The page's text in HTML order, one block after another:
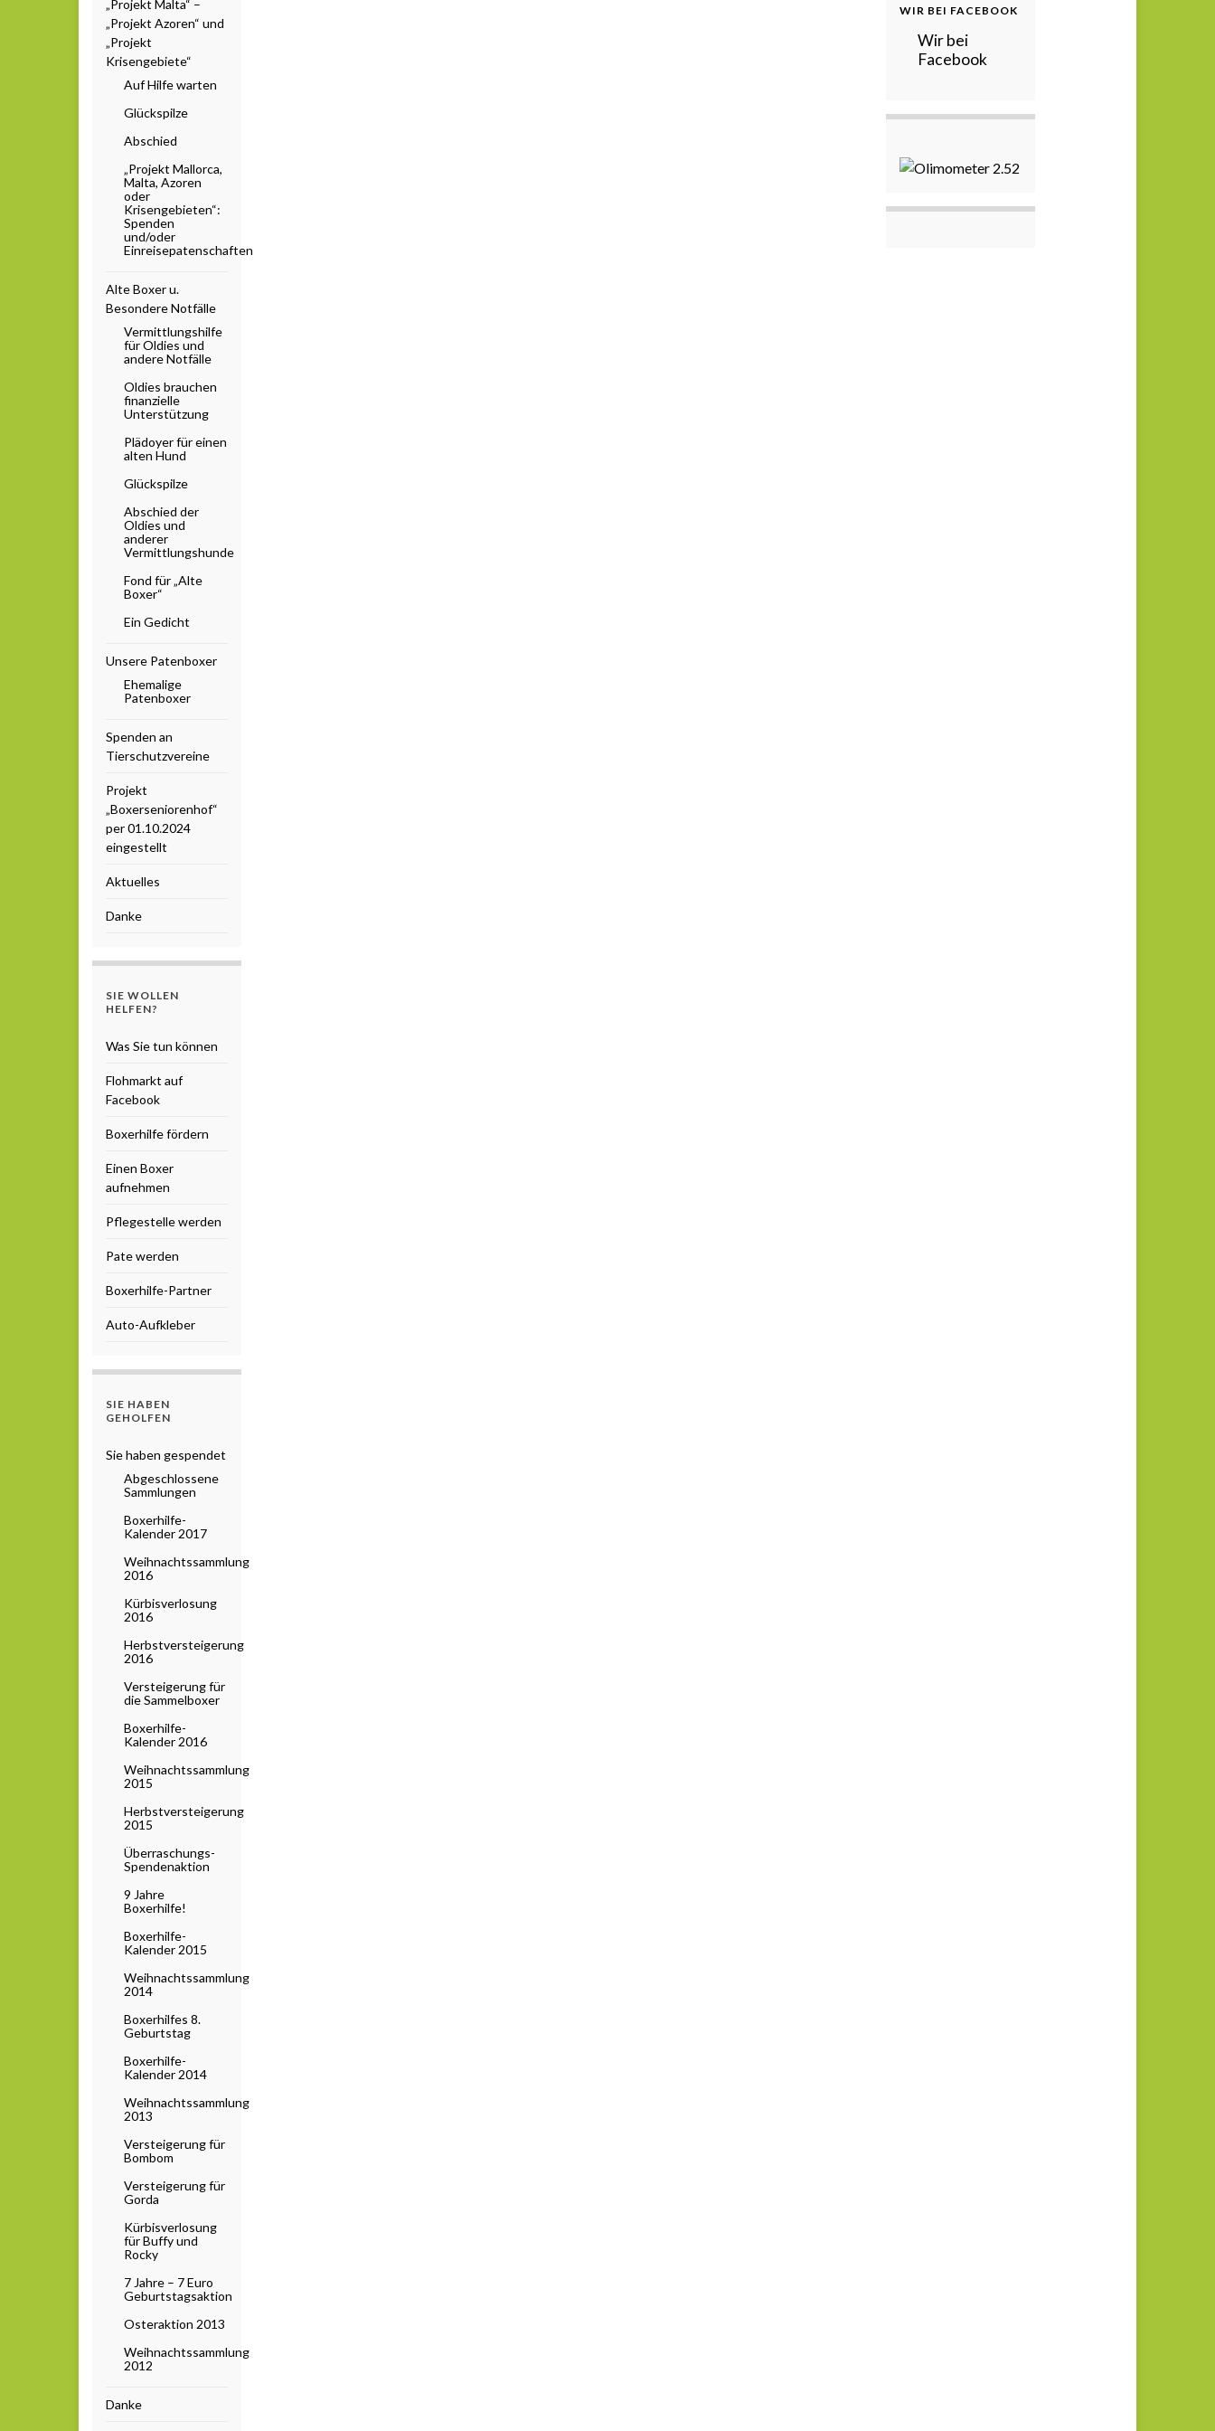
„Projekt Malta“ –
„Projekt Azoren“ und
„Projekt
Krisengebiete“
Auf Hilfe warten
Glückspilze
Abschied
„Projekt Mallorca,
Malta, Azoren
oder
Krisengebieten“:
Spenden
und/oder
Einreisepatenschaften
Alte Boxer u.
Besondere Notfälle
Vermittlungshilfe
für Oldies und
andere Notfälle
Oldies brauchen
finanzielle
Unterstützung
Plädoyer für einen
alten Hund
Glückspilze
Abschied der
Oldies und
anderer
Vermittlungshunde
Fond für „Alte
Boxer“
Ein Gedicht
Unsere Patenboxer
Ehemalige
Patenboxer
Spenden an
Tierschutzvereine
Projekt
„Boxerseniorenhof“
per 01.10.2024
eingestellt
Aktuelles
Danke
SIE WOLLEN
HELFEN?
Was Sie tun können
Flohmarkt auf
Facebook
Boxerhilfe fördern
Einen Boxer
aufnehmen
Pflegestelle werden
Pate werden
Boxerhilfe-Partner
Auto-Aufkleber
SIE HABEN
GEHOLFEN
Sie haben gespendet
Abgeschlossene
Sammlungen
Boxerhilfe-
Kalender 2017
Weihnachtssammlung
2016
Kürbisverlosung
2016
Herbstversteigerung
2016
Versteigerung für
die Sammelboxer
Boxerhilfe-
Kalender 2016
Weihnachtssammlung
2015
Herbstversteigerung
2015
Überraschungs-
Spendenaktion
9 Jahre
Boxerhilfe!
Boxerhilfe-
Kalender 2015
Weihnachtssammlung
2014
Boxerhilfes 8.
Geburtstag
Boxerhilfe-
Kalender 2014
Weihnachtssammlung
2013
Versteigerung für
Bombom
Versteigerung für
Gorda
Kürbisverlosung
für Buffy und
Rocky
7 Jahre – 7 Euro
Geburtstagsaktion
Osteraktion 2013
Weihnachtssammlung
2012
Danke
WIR BEI FACEBOOK
Wir bei
Facebook